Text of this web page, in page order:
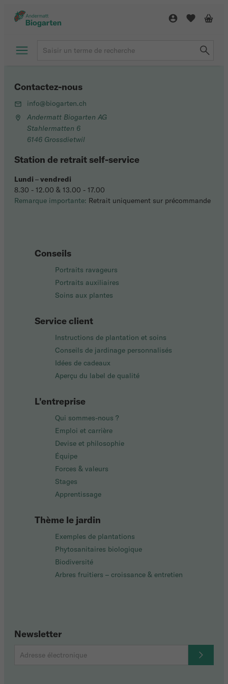
Conseils
Portraits ravageurs
Portraits auxiliaires
Soins aux plantes
Service client
Instructions de plantation et soins
Conseils de jardinage personnalisés
Idées de cadeaux
Aperçu du label de qualité
L'entreprise
Qui sommes-nous ?
Emploi et carrière
Devise et philosophie
Équipe
Forces & valeurs
Stages
Apprentissage
Thème le jardin
Exemples de plantations
Phytosanitaires biologique
Biodiversité
Arbres fruitiers – croissance & entretien
Newsletter
Contactez-nous
info@biogarten.ch
Andermatt Biogarten AG
Stahlermatten 6
6146 Grossdietwil
Station de retrait self-service
Lundi –vendredi
8.30 - 12.00 & 13.00 - 17.00
Remarque importante: Retrait uniquement sur précommande